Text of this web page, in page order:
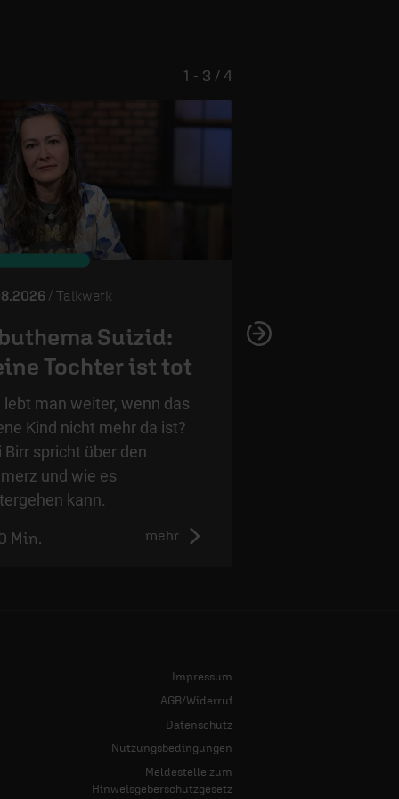
/ Talkwerk
Suizid:
Tochter ist tot
lebt man weiter, wenn das
Kind nicht mehr da ist?
Birr spricht über den
und wie es
kann.
mehr
Min.
Was, wenn
1 - 3 / 4
Impressum
AGB/Widerruf
Datenschutz
Nutzungsbedingungen
Meldestelle zum
Hinweisgeberschutzgesetz